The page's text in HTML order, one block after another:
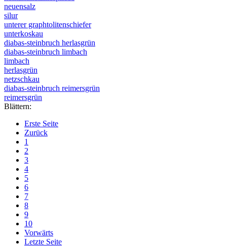
neuensalz
silur
unterer graphtolitenschiefer
unterkoskau
diabas-steinbruch herlasgrün
diabas-steinbruch limbach
limbach
herlasgrün
netzschkau
diabas-steinbruch reimersgrün
reimersgrün
Blättern:
Erste Seite
Zurück
1
2
3
4
5
6
7
8
9
10
Vorwärts
Letzte Seite